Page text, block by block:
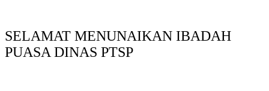
SELAMAT MENUNAIKAN IBADAH
PUASA DINAS PTSP